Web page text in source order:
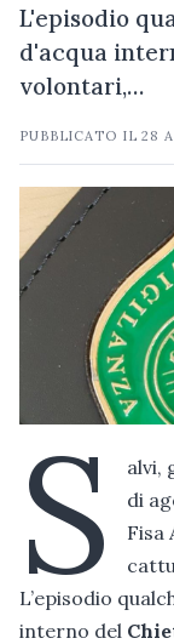
L'episodio
d'acqua
volontari,…
PUBBLICATO IL28
S
alvi,
di
Fisa
L’episodio
interno del